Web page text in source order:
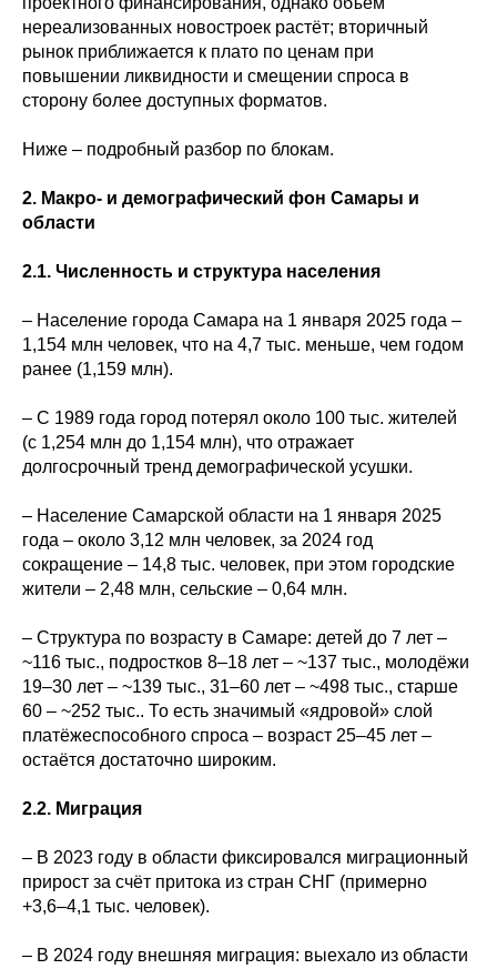
нереализованных новостроек растёт; вторичный
рынок приближается к плато по ценам при
повышении ликвидности и смещении спроса в
сторону более доступных форматов.
Ниже – подробный разбор по блокам.
2. Макро- и демографический фон Самары и
области
2.1. Численность и структура населения
– Население города Самара на 1 января 2025 года –
1,154 млн человек, что на 4,7 тыс. меньше, чем годом
ранее (1,159 млн).
– С 1989 года город потерял около 100 тыс. жителей
(с 1,254 млн до 1,154 млн), что отражает
долгосрочный тренд демографической усушки.
– Население Самарской области на 1 января 2025
года – около 3,12 млн человек, за 2024 год
сокращение – 14,8 тыс. человек, при этом городские
жители – 2,48 млн, сельские – 0,64 млн.
– Структура по возрасту в Самаре: детей до 7 лет –
~116 тыс., подростков 8–18 лет – ~137 тыс., молодёжи
19–30 лет – ~139 тыс., 31–60 лет – ~498 тыс., старше
60 – ~252 тыс.. То есть значимый «ядровой» слой
платёжеспособного спроса – возраст 25–45 лет –
остаётся достаточно широким.
2.2. Миграция
– В 2023 году в области фиксировался миграционный
прирост за счёт притока из стран СНГ (примерно
+3,6–4,1 тыс. человек).
– В 2024 году внешняя миграция: выехало из области